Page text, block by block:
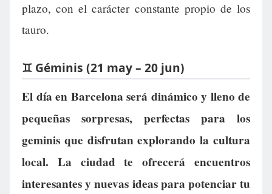
plazo, con el carácter constante propio de los
tauro.
♊ Géminis (21 may – 20 jun)
El día en Barcelona será dinámico y lleno de
pequeñas sorpresas, perfectas para los
geminis que disfrutan explorando la cultura
local. La ciudad te ofrecerá encuentros
interesantes y nuevas ideas para potenciar tu